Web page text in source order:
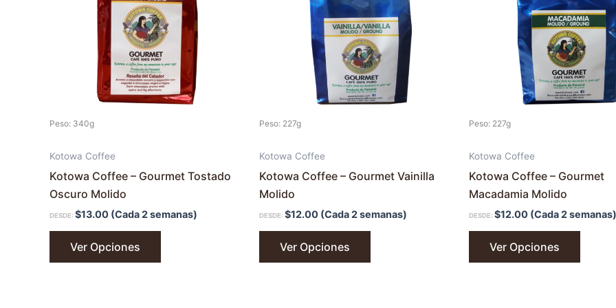
Peso: 340g
Kotowa Coffee
Kotowa Coffee – Gourmet Tostado
Oscuro Molido
DESDE: $13.00 (Cada 2 semanas)
Ver Opciones
Las
opciones
se
pueden
elegir
en
Peso: 227g
Kotowa Coffee
Kotowa Coffee – Gourmet Vainilla
Molido
DESDE: $12.00 (Cada 2 semanas)
Ver Opciones
Las
opciones
se
pueden
elegir
en
Peso: 227g
Kotowa Coffee
Kotowa Coffee – Gourmet
Macadamia Molido
DESDE: $12.00 (Cada 2 semanas)
Ver Opciones
Las
se
pueden
elegir
en